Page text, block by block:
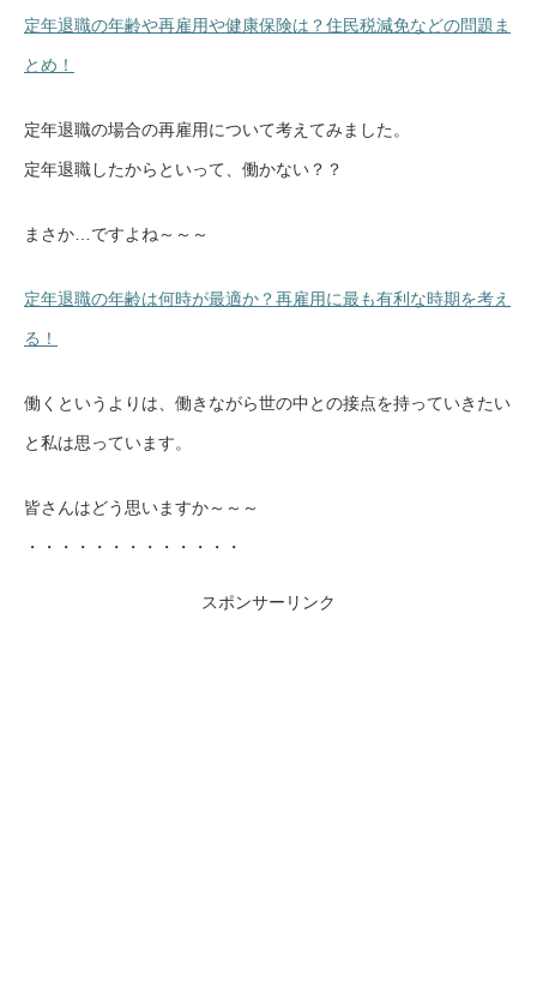
定年退職の年齢や再雇用や健康保険は？住民税減免などの問題ま
とめ！
定年退職の場合の再雇用について考えてみました。
定年退職したからといって、働かない？？
まさか…ですよね～～～
定年退職の年齢は何時が最適か？再雇用に最も有利な時期を考え
る！
働くというよりは、働きながら世の中との接点を持っていきたい
と私は思っています。
皆さんはどう思いますか～～～
・・・・・・・・・・・・・
スポンサーリンク